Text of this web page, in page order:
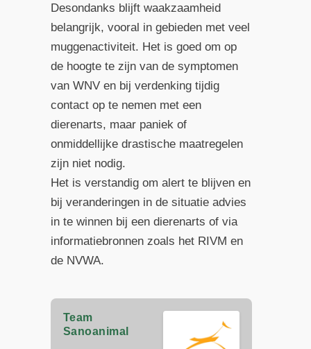
Desondanks blijft waakzaamheid
belangrijk, vooral in gebieden met veel
muggenactiviteit. Het is goed om op
de hoogte te zijn van de symptomen
van WNV en bij verdenking tijdig
contact op te nemen met een
dierenarts, maar paniek of
onmiddellijke drastische maatregelen
zijn niet nodig.
Het is verstandig om alert te blijven en
bij veranderingen in de situatie advies
in te winnen bij een dierenarts of via
informatiebronnen zoals het RIVM en
de NVWA.
Team
Sanoanimal